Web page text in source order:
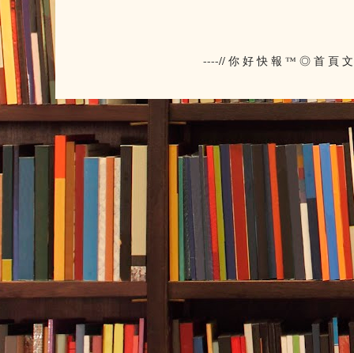
----// 你 好 快 報 ™ ◎ 首 頁 文